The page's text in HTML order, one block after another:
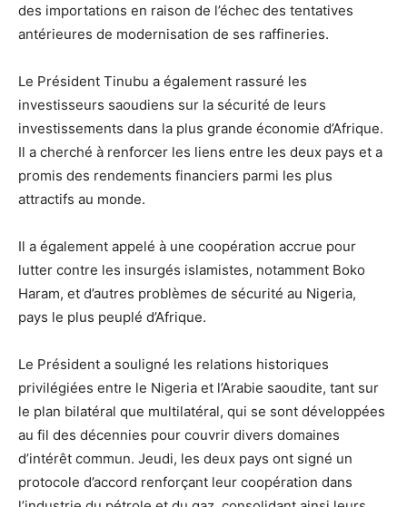
des importations en raison de l’échec des tentatives
antérieures de modernisation de ses raffineries.
Le Président Tinubu a également rassuré les
investisseurs saoudiens sur la sécurité de leurs
investissements dans la plus grande économie d’Afrique.
Il a cherché à renforcer les liens entre les deux pays et a
promis des rendements financiers parmi les plus
attractifs au monde.
Il a également appelé à une coopération accrue pour
lutter contre les insurgés islamistes, notamment Boko
Haram, et d’autres problèmes de sécurité au Nigeria,
pays le plus peuplé d’Afrique.
Le Président a souligné les relations historiques
privilégiées entre le Nigeria et l’Arabie saoudite, tant sur
le plan bilatéral que multilatéral, qui se sont développées
au fil des décennies pour couvrir divers domaines
d’intérêt commun. Jeudi, les deux pays ont signé un
protocole d’accord renforçant leur coopération dans